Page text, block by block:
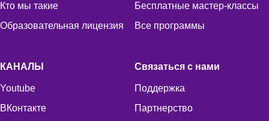
Кто мы такие
Образовательная лицензия
Бесплатные мастер-классы
Все программы
КАНАЛЫ
Youtube
ВКонтакте
Связаться с нами
Поддержка
Партнерство